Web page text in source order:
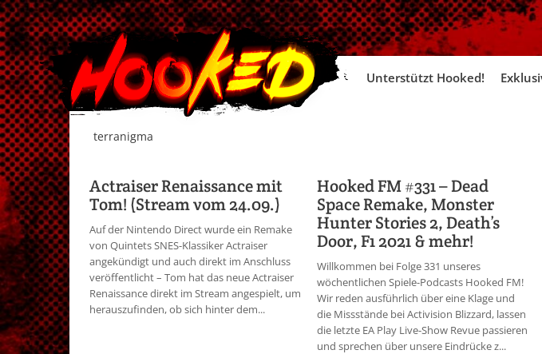
Skip
Unterstützt Hooked!
terranigma
Actraiser Renaissance mit
Tom! (Stream vom 24.09.)
Auf der Nintendo Direct wurde ein Remake
von Quintets SNES-Klassiker Actraiser
angekündigt und auch direkt im Anschluss
veröffentlicht – Tom hat das neue Actraiser
Renaissance direkt im Stream angespielt, um
herauszufinden, ob sich hinter dem...
Hooked FM #331 – Dead
Space Remake, Monster
Hunter Stories 2, Death’s
Door, F1 2021 & mehr!
Willkommen bei Folge 331 unseres
wöchentlichen Spiele-Podcasts Hooked FM!
Wir reden ausführlich über eine Klage und
die Missstände bei Activision Blizzard, lassen
die letzte EA Play Live-Show Revue passieren
und sprechen über unsere Eindrücke z...